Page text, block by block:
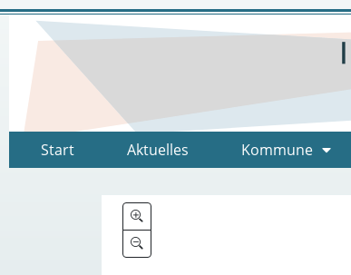
Start Aktuelles Kommune